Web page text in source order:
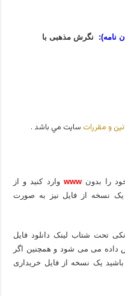
نامه): نگرش مذهبی با
و مقررات سايت مي باشد .
را بدون www وارد کنید و از
یک نسخه از فایل نیز به صورت
تحت شتاب لینک دانلود فایل
داده می می شود و همچنین اگر
یک نسخه از فایل خریداری